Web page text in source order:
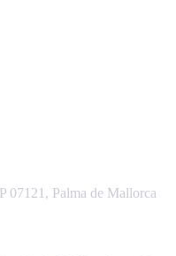
07121, Palma de Mallorca